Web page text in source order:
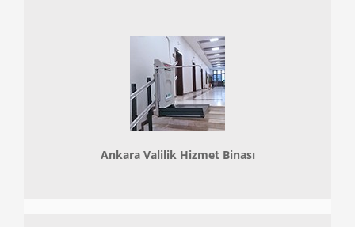
Ankara Valilik Hizmet Binası